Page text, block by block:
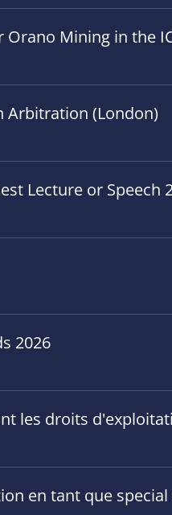
Mining in the
Arbitration (London)
Lecture or Speech
2026
les droits
en tant que